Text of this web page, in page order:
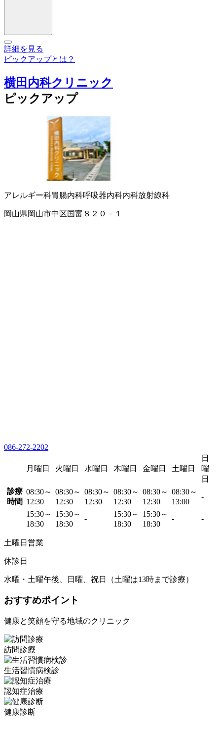
詳細を見る
ピックアップとは？
横田内科クリニック
ピックアップ
アレルギー科胃腸内科呼吸器内科内科放射線科
岡山県岡山市中区国富８２０－１
086-272-2202
月曜日 火曜日 水曜日 木曜日 金曜日 土曜日
日
曜
日
診療
時間
08:30～
12:30
08:30～
12:30
08:30～
12:30
08:30～
12:30
08:30～
12:30
08:30～
13:00
-
15:30～
18:30
15:30～
18:30
-
15:30～
18:30
15:30～
18:30
- -
土曜日営業
休診日
水曜・土曜午後、日曜、祝日（土曜は13時まで診療）
おすすめポイント
健康と笑顔を守る地域のクリニック
訪問診療
生活習慣病検診
認知症治療
健康診断